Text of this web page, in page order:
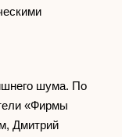
шума. По
«Фирмы
Дмитрий